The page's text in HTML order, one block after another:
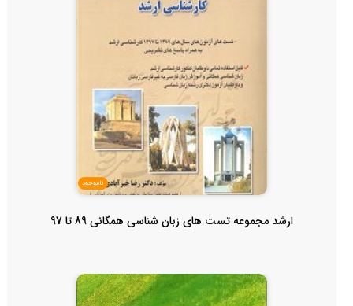
ناموجود
ارشد مجموعه تست های زبان شناسی همگانی 89 تا 97